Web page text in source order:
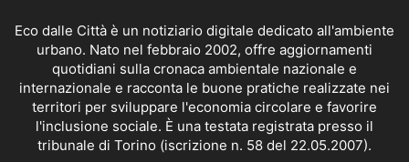
Eco dalle Città è un notiziario digitale dedicato all'ambiente
urbano. Nato nel febbraio 2002, offre aggiornamenti
quotidiani sulla cronaca ambientale nazionale e
internazionale e racconta le buone pratiche realizzate nei
territori per sviluppare l'economia circolare e favorire
l'inclusione sociale. È una testata registrata presso il
tribunale di Torino (iscrizione n. 58 del 22.05.2007).